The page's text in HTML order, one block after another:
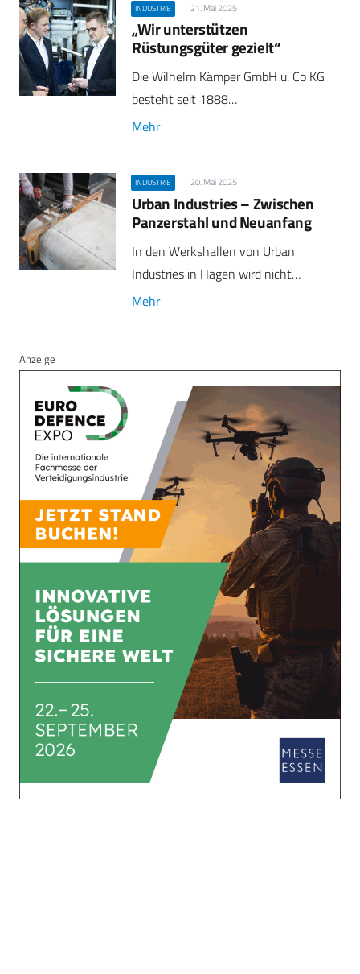
INDUSTRIE 21. Mai 2025
„Wir unterstützen
Rüstungsgüter gezielt“
Die Wilhelm Kämper GmbH u. Co KG
besteht seit 1888…
Mehr
INDUSTRIE 20. Mai 2025
Urban Industries – Zwischen
Panzerstahl und Neuanfang
In den Werkshallen von Urban
Industries in Hagen wird nicht…
Mehr
Anzeige